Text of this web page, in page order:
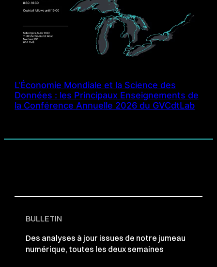
L'Économie Mondiale et la Science des
Données : les Principaux Enseignements de
la Conférence Annuelle 2026 du GVCdtLab
BULLETIN
Des analyses à jour issues de notre jumeau
numérique, toutes les deux semaines